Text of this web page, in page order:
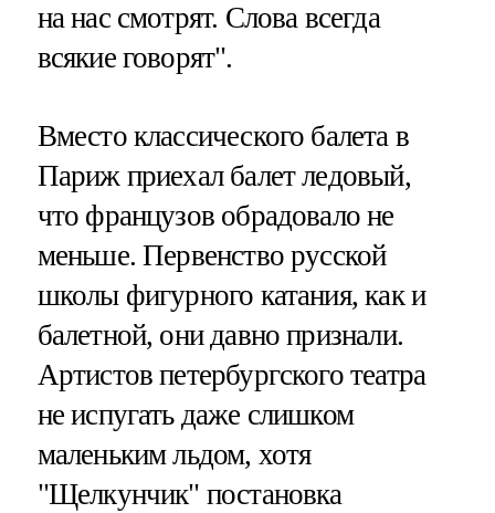
на нас смотрят. Слова всегда
всякие говорят".
Вместо классического балета в
Париж приехал балет ледовый,
что французов обрадовало не
меньше. Первенство русской
школы фигурного катания, как и
балетной, они давно признали.
Артистов петербургского театра
не испугать даже слишком
маленьким льдом, хотя
"Щелкунчик" постановка